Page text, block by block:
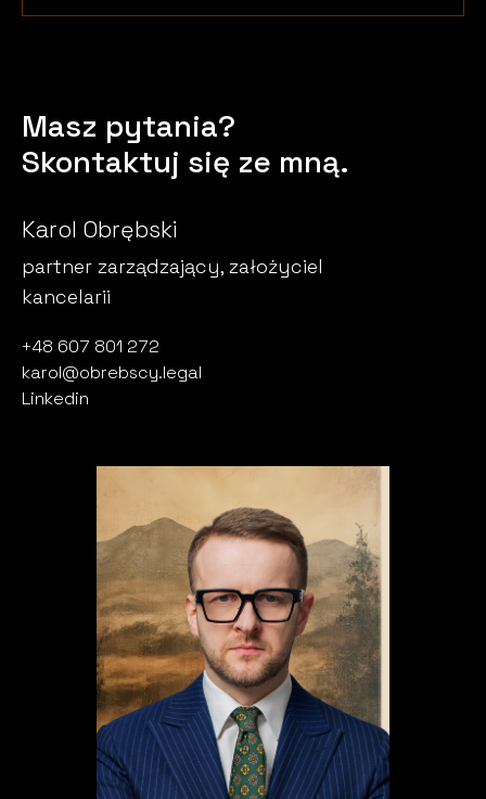
Masz pytania?
Skontaktuj się ze mną.
Karol Obrębski
partner zarządzający, założyciel
kancelarii
+48 607 801 272
karol@obrebscy.legal
Linkedin